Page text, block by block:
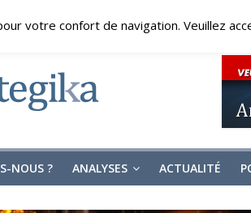
NOUS ? ANALYSES ACTUALITÉ
votre confort de navigation. Veuillez